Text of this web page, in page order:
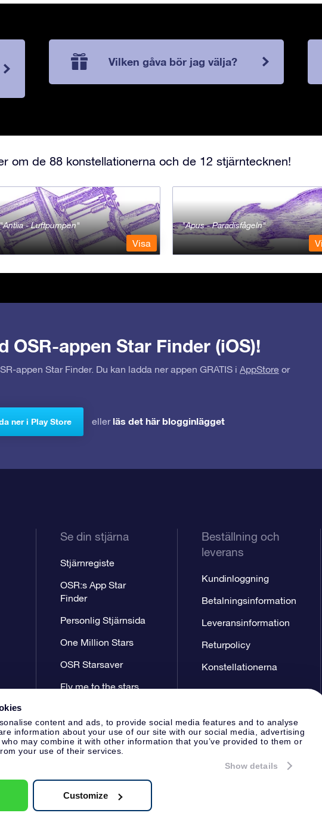
content and ads, to provide social media features and to analyse
information about your use of our site with our social media, advertising
may combine it with other information that you’ve provided to them or
your use of their services.
Show details
Customize
Vilken gåva bör jag välja?
om de 88 konstellationerna och de 12 stjärntecknen!
Antlia - Luftpumpen
Visa
Apus - Paradisfågeln
appen Star Finder (iOS)!
appen Star Finder. Du kan ladda ner appen GRATIS i AppStore or
ner i Play Store eller läs det här blogginlägget
Se din stjärna
Stjärnregiste
OSR:s App Star
Finder
Personlig Stjärnsida
One Million Stars
OSR Starsaver
Fly me to the stars
Beställning och
leverans
Kundinloggning
Betalningsinformation
Leveransinformation
Returpolicy
Konstellationerna
Sekretesspolicy &